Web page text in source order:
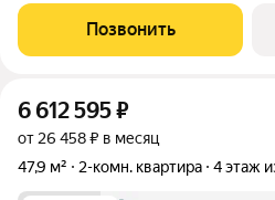
дома. 2.В шаговой доступности
сады, медицинские
Позвонить
6 612 595₽
от 26 458 ₽ в месяц
47,9 м²
2-комн. квартира 4 этаж